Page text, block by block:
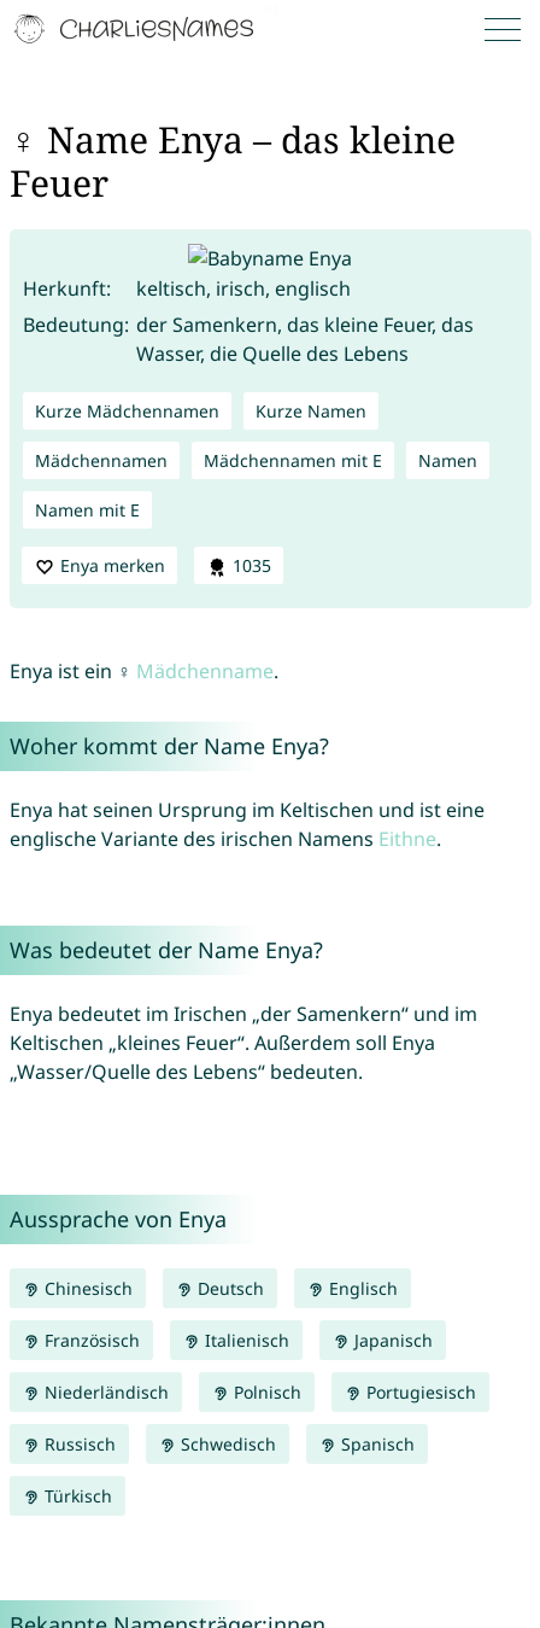
♀ Name Enya – das kleine
Feuer
Herkunft:
keltisch, irisch, englisch
Bedeutung: der Samenkern, das kleine Feuer, das
Wasser, die Quelle des Lebens
Kurze Mädchennamen Kurze Namen
Mädchennamen Mädchennamen mit E Namen
Namen mit E
Enya merken 1035
Enya ist ein ♀ Mädchenname.
Woher kommt der Name Enya?
Enya hat seinen Ursprung im Keltischen und ist eine
englische Variante des irischen Namens Eithne.
Was bedeutet der Name Enya?
Enya bedeutet im Irischen „der Samenkern“ und im
Keltischen „kleines Feuer“. Außerdem soll Enya
„Wasser/Quelle des Lebens“ bedeuten.
Aussprache von Enya
Chinesisch Deutsch Englisch
Französisch Italienisch Japanisch
Niederländisch Polnisch Portugiesisch
Russisch Schwedisch Spanisch
Türkisch